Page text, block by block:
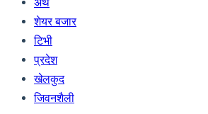
शेयर बजार
टिभी
प्रदेश
खेलकुद
जिवनशैली